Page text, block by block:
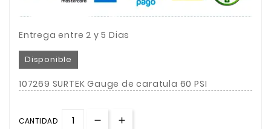
Entrega entre 2 y 5 Dias
Disponible
107269 SURTEK Gauge de caratula 60 PSI
CANTIDAD